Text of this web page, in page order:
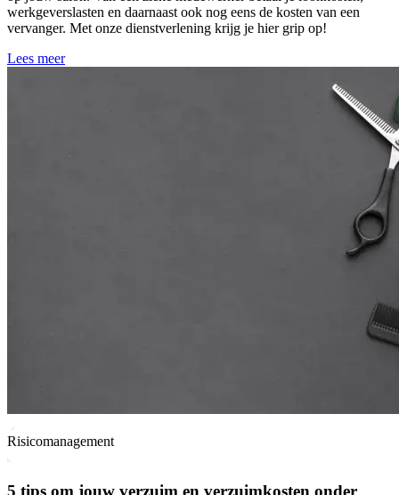
werkgeverslasten en daarnaast ook nog eens de kosten van een
vervanger. Met onze dienstverlening krijg je hier grip op!
Lees meer
Risicomanagement